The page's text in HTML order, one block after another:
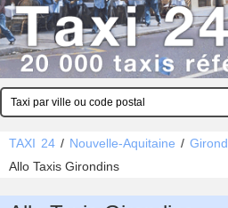
TAXI 24/ Nouvelle-Aquitaine /
Allo Taxis Girondins